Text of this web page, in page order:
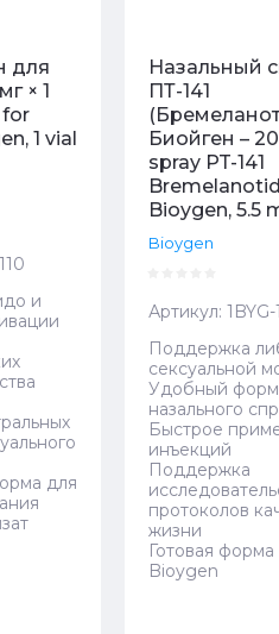
для
× 1
for
1 vial
и
для
Назальный
ПТ-141
Биойген –
spray PT-141
Bioygen, 5.5
Bioygen
Артикул:
Поддержка
сексуальной
Удобный
назального
Быстрое
инъекций
Поддержка
протоколов
жизни
Готовая форма
Bioygen